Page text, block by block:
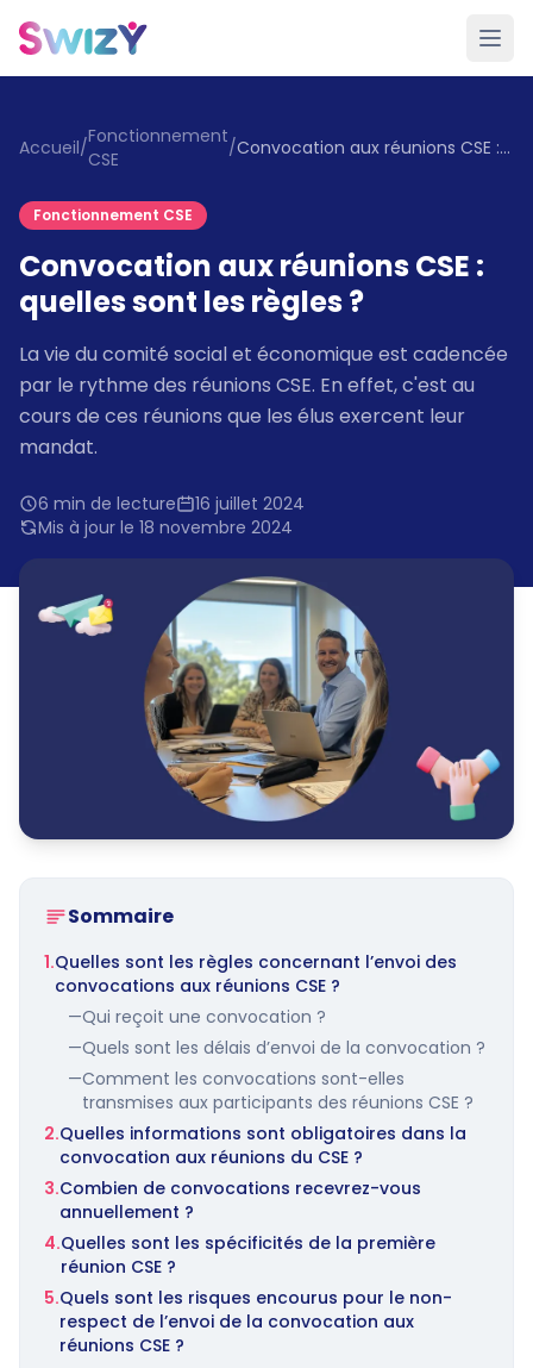
Accueil/Fonctionnement
CSE
/ Convocation aux réunions CSE : quelles sont les règles ?
Fonctionnement CSE
Convocation aux réunions CSE :
quelles sont les règles ?
La vie du comité social et économique est cadencée
par le rythme des réunions CSE. En effet, c'est au
cours de ces réunions que les élus exercent leur
mandat.
6 min de lecture
16 juillet 2024
Mis à jour le 18 novembre 2024
Sommaire
1.Quelles sont les règles concernant l’envoi des
convocations aux réunions CSE ?
—Qui reçoit une convocation ?
—Quels sont les délais d’envoi de la convocation ?
—Comment les convocations sont-elles
transmises aux participants des réunions CSE ?
2.Quelles informations sont obligatoires dans la
convocation aux réunions du CSE ?
3.Combien de convocations recevrez-vous
annuellement ?
4.Quelles sont les spécificités de la première
réunion CSE ?
5.Quels sont les risques encourus pour le non-
respect de l’envoi de la convocation aux
réunions CSE ?